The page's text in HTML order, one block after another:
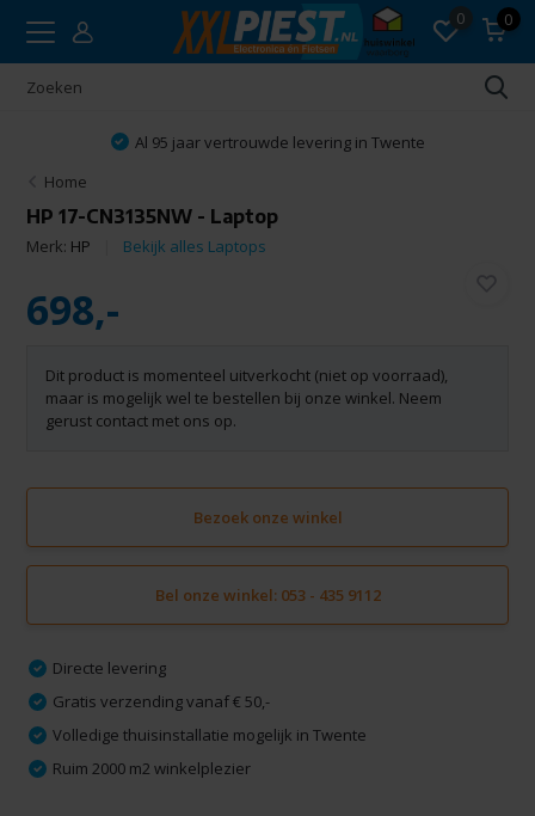
0 0
Al 95 jaar vertrouwde levering in Twente
Home
HP 17-CN3135NW - Laptop
Merk: HP Bekijk alles Laptops
698,-
Dit product is momenteel uitverkocht (niet op voorraad),
maar is mogelijk wel te bestellen bij onze winkel. Neem
gerust contact met ons op.
Bezoek onze winkel
Bel onze winkel: 053 - 435 9112
Directe levering
Gratis verzending vanaf € 50,-
Volledige thuisinstallatie mogelijk in Twente
Ruim 2000 m2 winkelplezier